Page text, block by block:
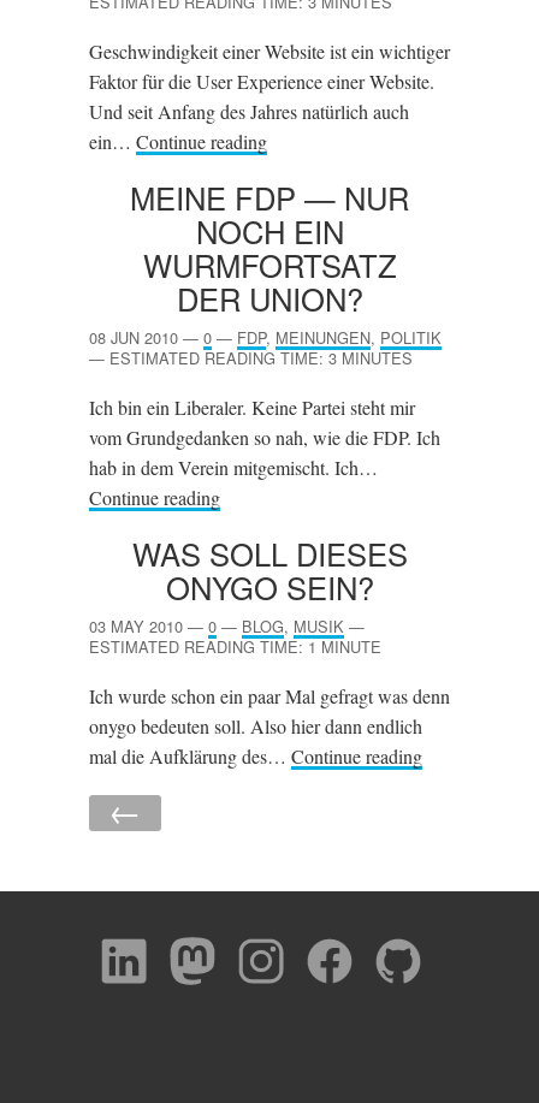
Geschwindigkeit einer Website ist ein wichtiger
Faktor für die User Experience einer Website.
Und seit Anfang des Jahres natürlich auch
ein… Continue reading
MEINE FDP — NUR
NOCH EIN
WURMFORTSATZ
DER UNION?
08 JUN 2010 — 0 — FDP, MEINUNGEN, POLITIK
— ESTIMATED READING TIME: 3 MINUTES
Ich bin ein Liberaler. Keine Partei steht mir
vom Grundgedanken so nah, wie die FDP. Ich
hab in dem Verein mitgemischt. Ich…
Continue reading
WAS SOLL DIESES
ONYGO SEIN?
03 MAY 2010 — 0 — BLOG, MUSIK —
ESTIMATED READING TIME: 1 MINUTE
Ich wurde schon ein paar Mal gefragt was denn
onygo bedeuten soll. Also hier dann endlich
mal die Aufklärung des… Continue reading
←